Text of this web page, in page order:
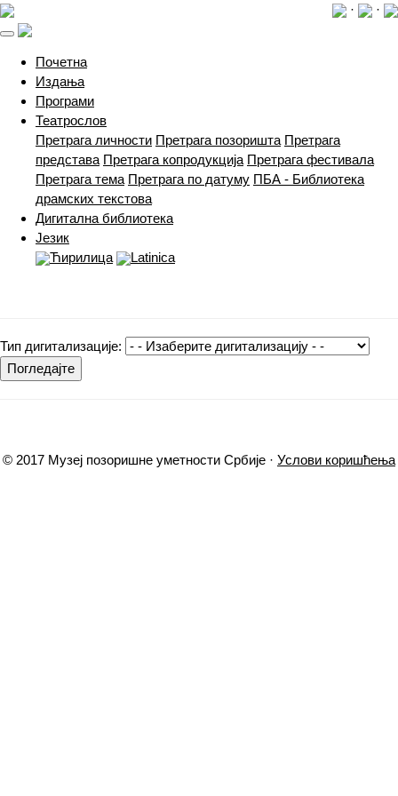
· ·
Почетна(current)
Издања
Програми
Театрослов
Претрага личности Претрага позоришта Претрага
представа Претрага копродукција Претрага фестивала
Претрага тема Претрага по датуму ПБА - Библиотека
драмских текстова
Дигитална библиотека
Језик
Ћирилица
Latinica
Тип дигитализације:
Погледајте
© 2017 Музеј позоришне уметности Србије · Услови коришћења